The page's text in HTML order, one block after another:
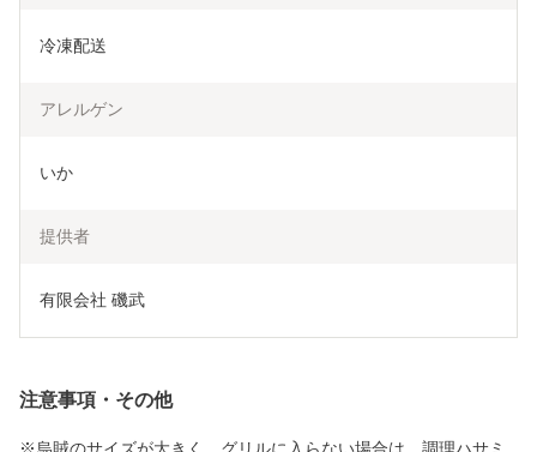
冷凍配送
アレルゲン
いか
提供者
有限会社 磯武
注意事項・その他